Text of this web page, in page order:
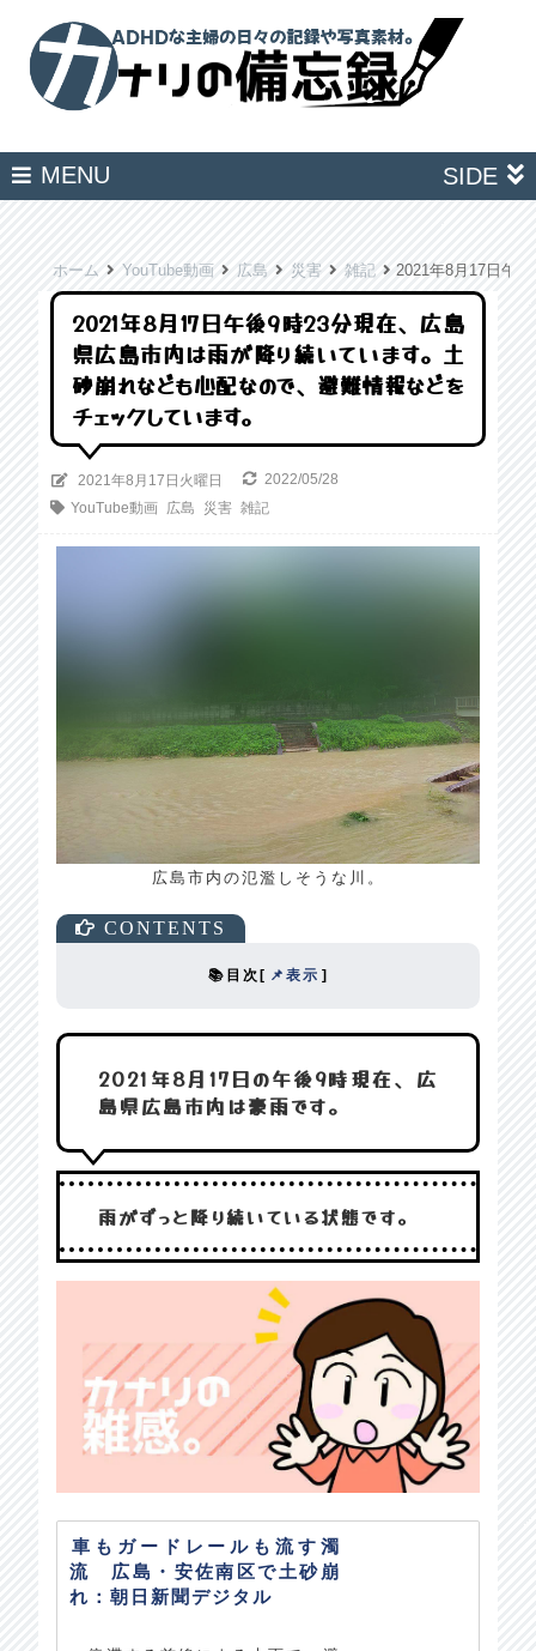
MENU SIDE
ホーム YouTube動画 広島 災害 雑記 2021年8月17日午
2021年8月17日午後9時23分現在、広島
県広島市内は雨が降り続いています。土
砂崩れなども心配なので、避難情報などを
チェックしています。
2021年8月17日火曜日
2022/05/28
YouTube動画 広島 災害 雑記
広島市内の氾濫しそうな川。
📚目次 [ 📌表示 ]
2021年8月17日の午後9時現在、広
島県広島市内は豪雨です。
雨がずっと降り続いている状態です。
車もガードレールも流す濁
流 広島・安佐南区で土砂崩
れ：朝日新聞デジタル